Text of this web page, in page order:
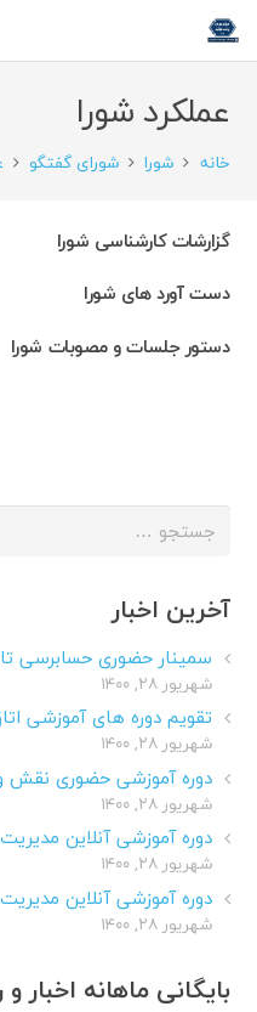
عملکرد شورا
خانه شورا شورای گفتگو
گزارشات کارشناسی شورا
دست آورد های شورا
دستور جلسات و مصوبات شورا
جستجو
آخرین اخبار
سمینار حضوری حسابرسی
شهریور ۲۸, ۱۴۰۰
تقویم دوره های آموزشی اتاق
شهریور ۲۸, ۱۴۰۰
دوره آموزشی حضوری نقش
شهریور ۲۸, ۱۴۰۰
دوره آموزشی آنلاین
شهریور ۲۸, ۱۴۰۰
دوره آموزشی آنلاین
شهریور ۲۸, ۱۴۰۰
بایگانی ماهانه اخبار